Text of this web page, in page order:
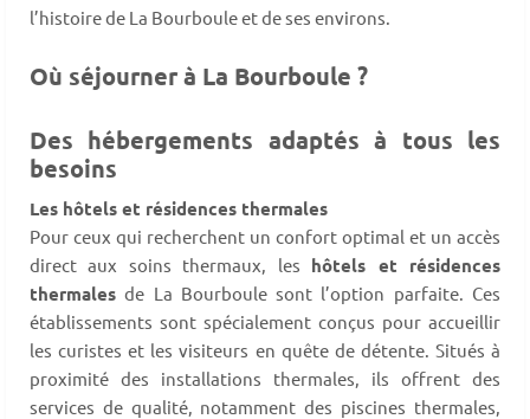
l’histoire de La Bourboule et de ses environs.
Où séjourner à La Bourboule ?
Des hébergements adaptés à tous les
besoins
Les hôtels et résidences thermales
Pour ceux qui recherchent un confort optimal et un accès
direct aux soins thermaux, les hôtels et résidences
thermales de La Bourboule sont l’option parfaite. Ces
établissements sont spécialement conçus pour accueillir
les curistes et les visiteurs en quête de détente. Situés à
proximité des installations thermales, ils offrent des
services de qualité, notamment des piscines thermales,